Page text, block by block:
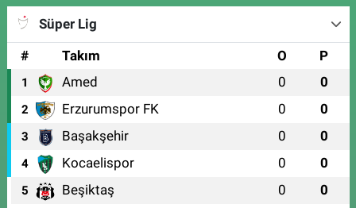
Süper Lig
#
Takım O P
1 Amed 0 0
2 Erzurumspor FK 0 0
3 Başakşehir 0 0
4 Kocaelispor 0 0
5 Beşiktaş 0 0